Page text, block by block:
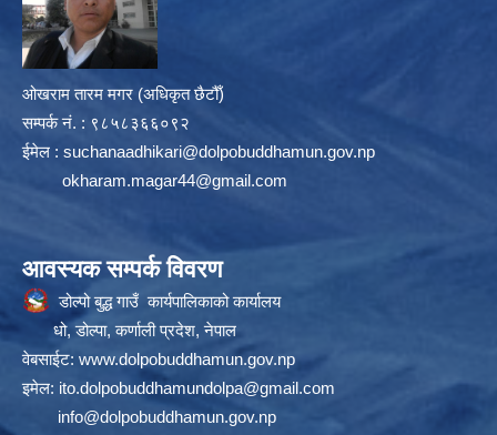
ओखराम तारम मगर (अधिकृत छैटौँ)
सम्पर्क न‌ं. : ९८५८३६६०९२
ईमेल : suchanaadhikari@dolpobuddhamun.gov.np
okharam.magar44@gmail.com
आवस्यक सम्पर्क विवरण
डोल्पो बुद्ध गाउँ कार्यपालिकाको कार्यालय
धो, डोल्पा, कर्णाली प्रदेश, नेपाल
वेबसाईट: www.dolpobuddhamun.gov.np
इमेल: ito.dolpobuddhamundolpa@gmail.com
info@dolpobuddhamun.gov.np